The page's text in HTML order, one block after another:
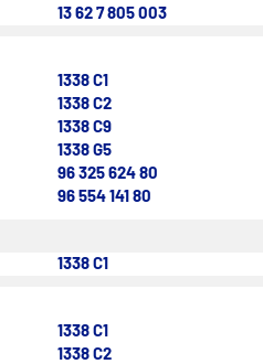
13 62 7 805 003
1338 C1
1338 C2
1338 C9
1338 G5
96 325 624 80
96 554 141 80
1338 C1
1338 C1
1338 C2